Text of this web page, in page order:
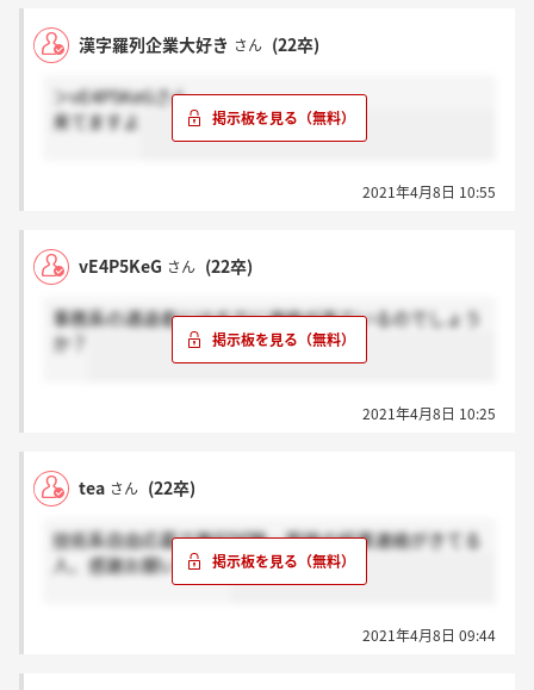
漢字羅列企業大好き さん (22卒)
＞vE4P5KeGさん
来てますよ
2021年4月8日 10:55
vE4P5KeG さん (22卒)
事務系の通過者にはすでに連絡が来ているのでしょう
か？
2021年4月8日 10:25
tea さん (22卒)
技術系自由応募で筆記試験・面接の結果連絡がきてる
人、感謝お願いします
2021年4月8日 09:44